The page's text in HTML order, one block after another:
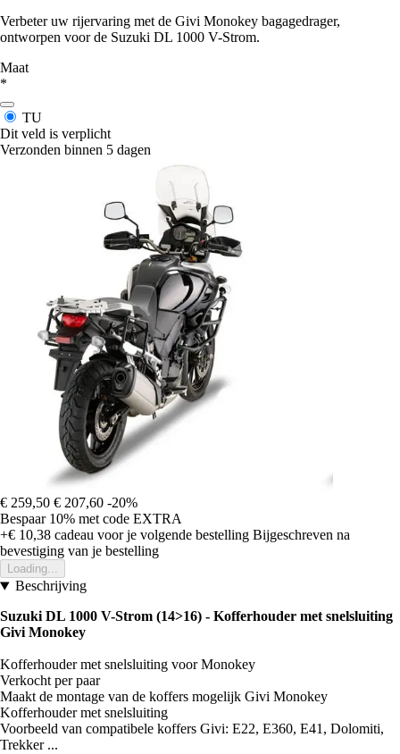
Verbeter uw rijervaring met de Givi Monokey bagagedrager,
ontworpen voor de Suzuki DL 1000 V-Strom.
Maat
*
TU
Dit veld is verplicht
Verzonden binnen 5 dagen
€ 259,50 € 207,60 -20%
Bespaar 10% met code EXTRA
+€ 10,38 cadeau voor je volgende bestelling Bijgeschreven na
bevestiging van je bestelling
Loading...
Beschrijving
Suzuki DL 1000 V-Strom (14>16) - Kofferhouder met snelsluiting
Givi Monokey
Kofferhouder met snelsluiting voor Monokey
Verkocht per paar
Maakt de montage van de koffers mogelijk Givi Monokey
Kofferhouder met snelsluiting
Voorbeeld van compatibele koffers Givi: E22, E360, E41, Dolomiti,
Trekker ...